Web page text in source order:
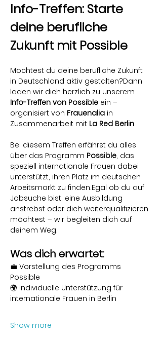
Info-Treffen: Starte
deine berufliche
Zukunft mit Possible
Möchtest du deine berufliche Zukunft
in Deutschland aktiv gestalten?Dann
laden wir dich herzlich zu unserem
Info-Treffen von Possible ein –
organisiert von Frauenalia in
Zusammenarbeit mit La Red Berlin.
Bei diesem Treffen erfährst du alles
über das Programm Possible, das
speziell internationale Frauen dabei
unterstützt, ihren Platz im deutschen
Arbeitsmarkt zu finden.Egal ob du auf
Jobsuche bist, eine Ausbildung
anstrebst oder dich weiterqualifizieren
möchtest – wir begleiten dich auf
deinem Weg.
Was dich erwartet:
💼 Vorstellung des Programms
Possible
🌍 Individuelle Unterstützung für
internationale Frauen in Berlin
Show more